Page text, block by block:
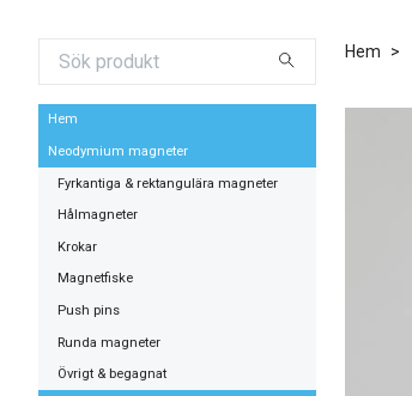
Hem
Neodymium magneter
Fyrkantiga & rektangulära magneter
Hålmagneter
Krokar
Magnetfiske
Push pins
Runda magneter
Övrigt & begagnat
Hem